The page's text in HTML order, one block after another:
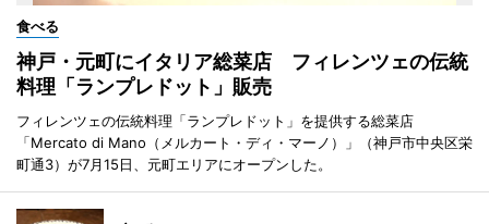
食べる
神戸・元町にイタリア総菜店 フィレンツェの伝統
料理「ランプレドット」販売
フィレンツェの伝統料理「ランプレドット」を提供する総菜店
「Mercato di Mano（メルカート・ディ・マーノ）」（神戸市中央区栄
町通3）が7月15日、元町エリアにオープンした。